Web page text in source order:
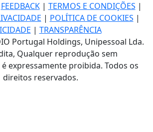
FEEDBACK| TERMOS E CONDIÇÕES |
| POLÍTICA DE COOKIES |
| TRANSPARÊNCIA
Portugal Holdings, Unipessoal Lda.
Qualquer reprodução sem
expressamente proibida. Todos os
direitos reservados.